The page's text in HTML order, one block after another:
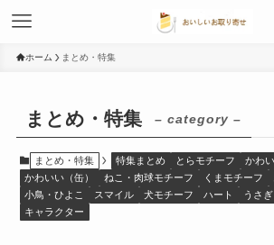
ホーム まとめ・特集
まとめ・特集 – category –
まとめ・特集 特集まとめ とらモチーフ
かわ
かわいい（缶）
ねこ・肉球モチーフ くまモチーフ
小鳥・ひよこ
スマイル 犬モチーフ ハート うさぎ
キャラクター